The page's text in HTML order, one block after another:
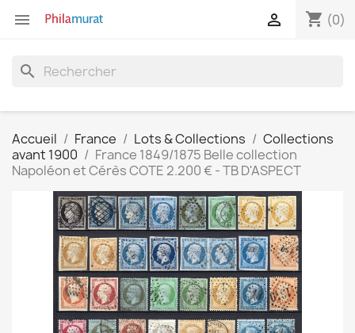
 shopping_cart (0)

search
Accueil France Lots & Collections
Collections
avant 1900
France 1849/1875 Belle collection
Napoléon et Cérès COTE 2.200 € - TB D'ASPECT